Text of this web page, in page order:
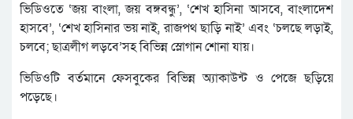
ভিডিওতে ‘জয় বাংলা, জয় বঙ্গবন্ধু’, ‘শেখ হাসিনা আসবে, বাংলাদেশ
হাসবে’, ‘শেখ হাসিনার ভয় নাই, রাজপথ ছাড়ি নাই’ এবং ‘চলছে লড়াই,
চলবে; ছাত্রলীগ লড়বে’সহ বিভিন্ন স্লোগান শোনা যায়।
ভিডিওটি বর্তমানে ফেসবুকের বিভিন্ন অ্যাকাউন্ট ও পেজে ছড়িয়ে
পড়েছে।